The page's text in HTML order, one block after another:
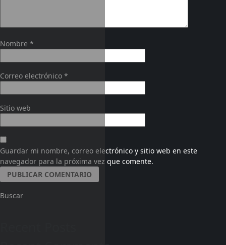
Nombre *
Correo electrónico *
Sitio web
Guardar mi nombre, correo electrónico y sitio web en este
navegador para la próxima vez que comente.
Buscar